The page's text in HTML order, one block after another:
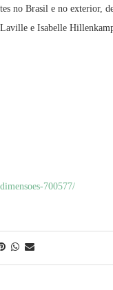
no Brasil e no exterior,
e Isabelle
700577/